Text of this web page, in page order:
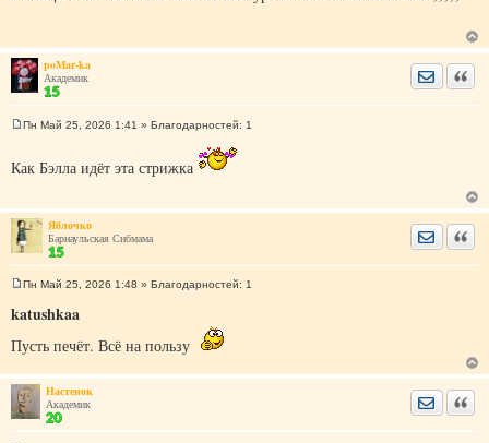
н
и
е
poMar-ka
Академик
б
н
и
е
Пн Май 25, 2026 1:41 » Благодарностей: 1
Как Бэлла идёт эта стрижка
Яблочко
Барнаульская Сибмама
о
щ
н
и
е
Пн Май 25, 2026 1:48 » Благодарностей: 1
katushkaa
Пусть печёт. Всё на пользу
Настенок
Академик